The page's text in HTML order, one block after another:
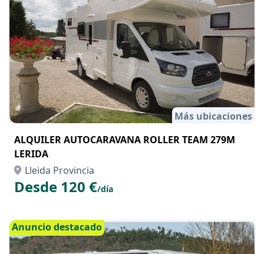
Más ubicaciones
ALQUILER AUTOCARAVANA ROLLER TEAM 279M
LERIDA
Lleida Provincia
Desde 120 €/día
Anuncio destacado